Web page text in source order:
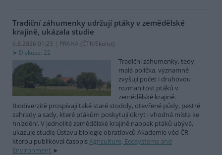
Tradiční záhumenky udržují ptáky v zemědělské
krajině, ukázala studie
6.8.2026 01:23 | PRAHA (ČTK/Ekolist)
Diskuse: 22
Tradiční záhumenky, tedy
malá políčka, významně
zvyšují počet i druhovou
rozmanitost ptáků v
zemědělské krajině.
Biodiverzitě prospívají také staré stodoly, otevřené půdy, pestré
zahrady a sady, které ptákům poskytují úkryt i vhodná místa ke
hnízdění. V jednolité zemědělské krajině naopak ptáků ubývá,
ukazuje studie Ústavu biologie obratlovců Akademie věd ČR,
kterou publikoval časopisAgriculture, Ecosystems and
Environment.